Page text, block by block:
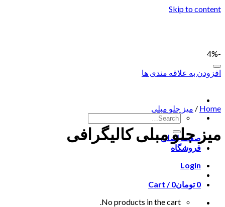
Skip to content
صفحه اصلی
فروشگاه
Login
Cart /
تومان0
0
No products in the cart.
-4%
افزودن به علاقه مندی ها
Home
/ میز جلو مبلی
میز جلو مبلی کالیگرافی